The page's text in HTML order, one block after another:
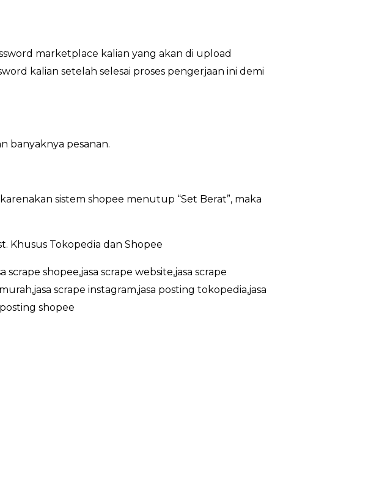
marketplace kalian yang akan di upload
kalian setelah selesai proses pengerjaan ini demi
banyaknya pesanan.
sistem shopee menutup “Set Berat”, maka
Khusus Tokopedia dan Shopee
shopee,jasa scrape website,jasa scrape
scrape instagram,jasa posting tokopedia,jasa
shopee